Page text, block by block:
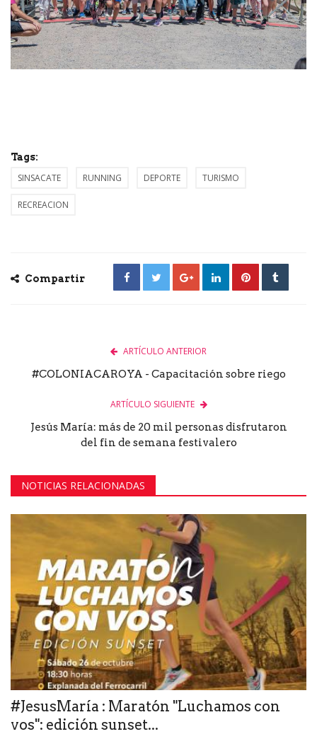
Tags:
SINSACATE RUNNING DEPORTE TURISMO
RECREACION
Compartir
ARTÍCULO ANTERIOR
#COLONIACAROYA - Capacitación sobre riego
ARTÍCULO SIGUIENTE
Jesús María: más de 20 mil personas disfrutaron
del fin de semana festivalero
NOTICIAS RELACIONADAS
#JesusMaría : Maratón "Luchamos con
vos": edición sunset...